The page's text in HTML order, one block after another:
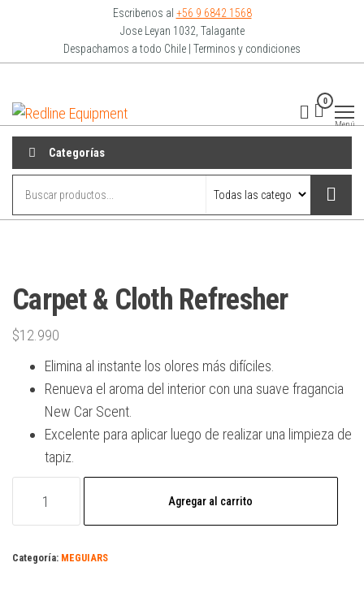
Escribenos al +56 9 6842 1568
Jose Leyan 1032, Talagante
Despachamos a todo Chile | Terminos y condiciones
Equipment
0
Menú
Categorías
Carpet & Cloth Refresher
$12.990
Elimina al instante los olores más difíciles.
Renueva el aroma del interior con una suave fragancia
New Car Scent.
Excelente para aplicar luego de realizar una limpieza de
tapiz.
Agregar al carrito
Categoría: MEGUIARS